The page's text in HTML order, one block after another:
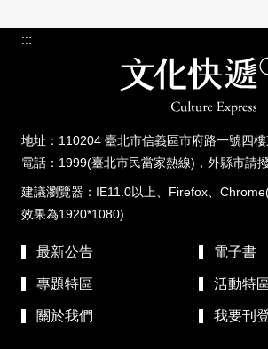
:::
地址：110204 臺北市信義區市府路一號四
電話：1999(臺北市民當家熱線)，外縣市請
建議瀏覽器：IE11.0以上、Firefox、
效果為1920*1080)
最新公告 電子書
專題特區 活動特
關於我們 我要刊